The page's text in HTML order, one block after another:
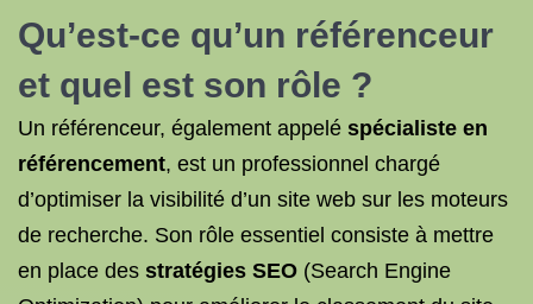
Qu’est-ce qu’un référenceur
et quel est son rôle ?
Un référenceur, également appelé spécialiste en
référencement, est un professionnel chargé
d’optimiser la visibilité d’un site web sur les moteurs
de recherche. Son rôle essentiel consiste à mettre
en place des stratégies SEO (Search Engine